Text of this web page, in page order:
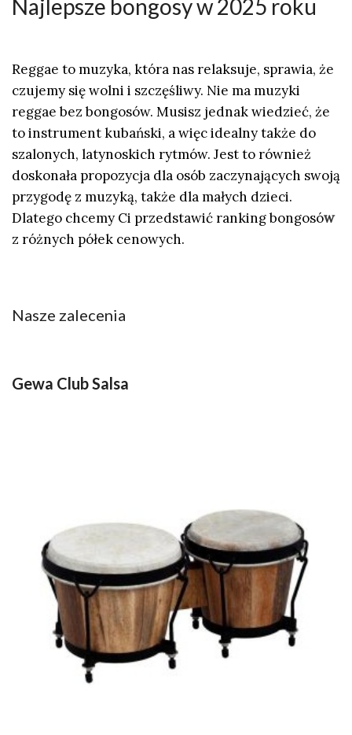
Najlepsze bongosy w 2025 roku
Reggae to muzyka, która nas relaksuje, sprawia, że
czujemy się wolni i szczęśliwy. Nie ma muzyki
reggae bez bongosów. Musisz jednak wiedzieć, że
to instrument kubański, a więc idealny także do
szalonych, latynoskich rytmów. Jest to również
doskonała propozycja dla osób zaczynających swoją
przygodę z muzyką, także dla małych dzieci.
Dlatego chcemy Ci przedstawićranking bongosów
z różnych półek cenowych.
Nasze zalecenia
Gewa Club Salsa